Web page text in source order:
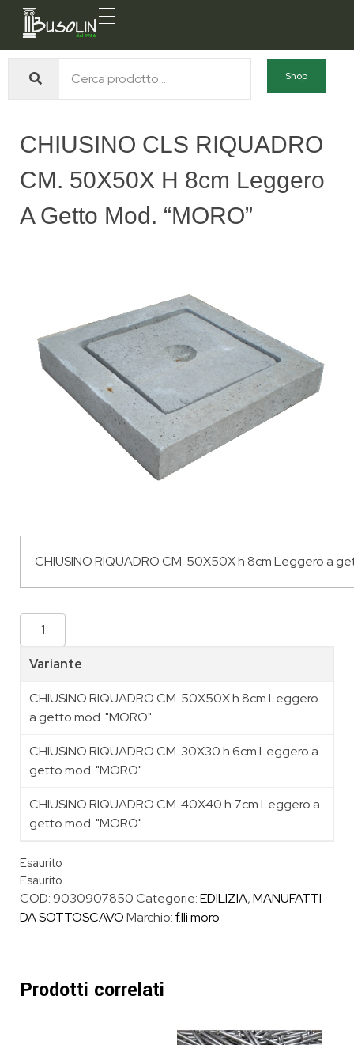
Busolin S.R.L.
Shop
CHIUSINO CLS RIQUADRO
CM. 50X50X H 8cm Leggero
A Getto Mod. “MORO”
Variante
CHIUSINO RIQUADRO CM. 50X50X h 8cm Leggero
a getto mod. "MORO"
CHIUSINO RIQUADRO CM. 30X30 h 6cm Leggero a
getto mod. "MORO"
CHIUSINO RIQUADRO CM. 40X40 h 7cm Leggero a
getto mod. "MORO"
Esaurito
Esaurito
COD:9030907850Categorie:EDILIZIA,MANUFATTI
DA SOTTOSCAVOMarchio:f.lli moro
Prodotti correlati